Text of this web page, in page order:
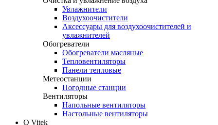
Увлажнители
Воздухоочистители
Аксессуары для воздухоочистителей и
увлажнителей
Обогреватели
Обогреватели масляные
Тепловентиляторы
Панели тепловые
Метеостанции
Погодные станции
Вентиляторы
Напольные вентиляторы
Настольные вентиляторы
О Vitek